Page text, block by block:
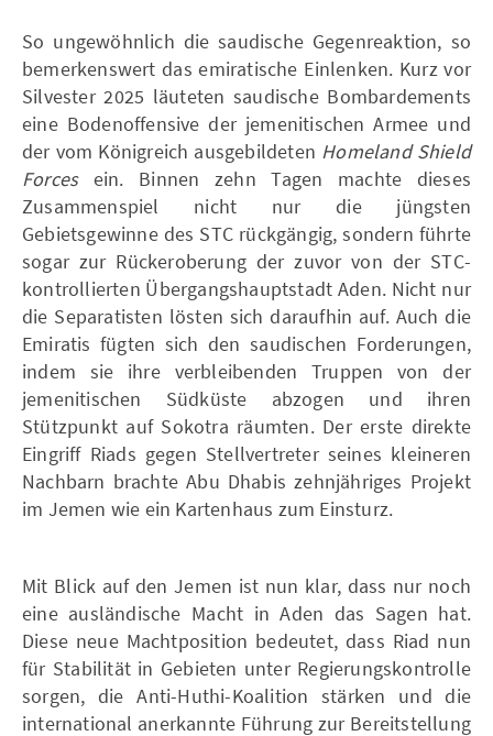
So ungewöhnlich die saudische Gegenreaktion, so
bemerkenswert das emiratische Einlenken. Kurz vor
Silvester 2025 läuteten saudische Bombardements
eine Bodenoffensive der jemenitischen Armee und
der vom Königreich ausgebildeten Homeland Shield
Forcesein. Binnen zehn Tagen machte dieses
Zusammenspiel nicht nur die jüngsten
Gebietsgewinne des STC rückgängig, sondern führte
sogar zur Rückeroberung der zuvor von der STC-
kontrollierten Übergangshauptstadt Aden. Nicht nur
die Separatisten lösten sich daraufhin auf. Auch die
Emiratis fügten sich den saudischen Forderungen,
indem sie ihre verbleibenden Truppen von der
jemenitischen Südküste abzogen und ihren
Stützpunkt auf Sokotra räumten. Der erste direkte
Eingriff Riads gegen Stellvertreter seines kleineren
Nachbarn brachte Abu Dhabis zehnjähriges Projekt
im Jemen wie ein Kartenhaus zum Einsturz.
Mit Blick auf den Jemen ist nun klar, dass nur noch
eine ausländische Macht in Aden das Sagen hat.
Diese neue Machtposition bedeutet, dass Riad nun
für Stabilität in Gebieten unter Regierungskontrolle
sorgen, die Anti-Huthi-Koalition stärken und die
international anerkannte Führung zur Bereitstellung